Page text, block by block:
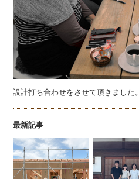
設計打ち合わせをさせて頂きました。
最新記事